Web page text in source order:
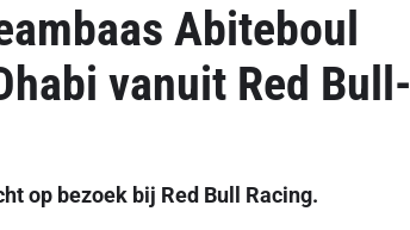
Abiteboul
vanuit Red Bull-
op bezoek bij Red Bull Racing.